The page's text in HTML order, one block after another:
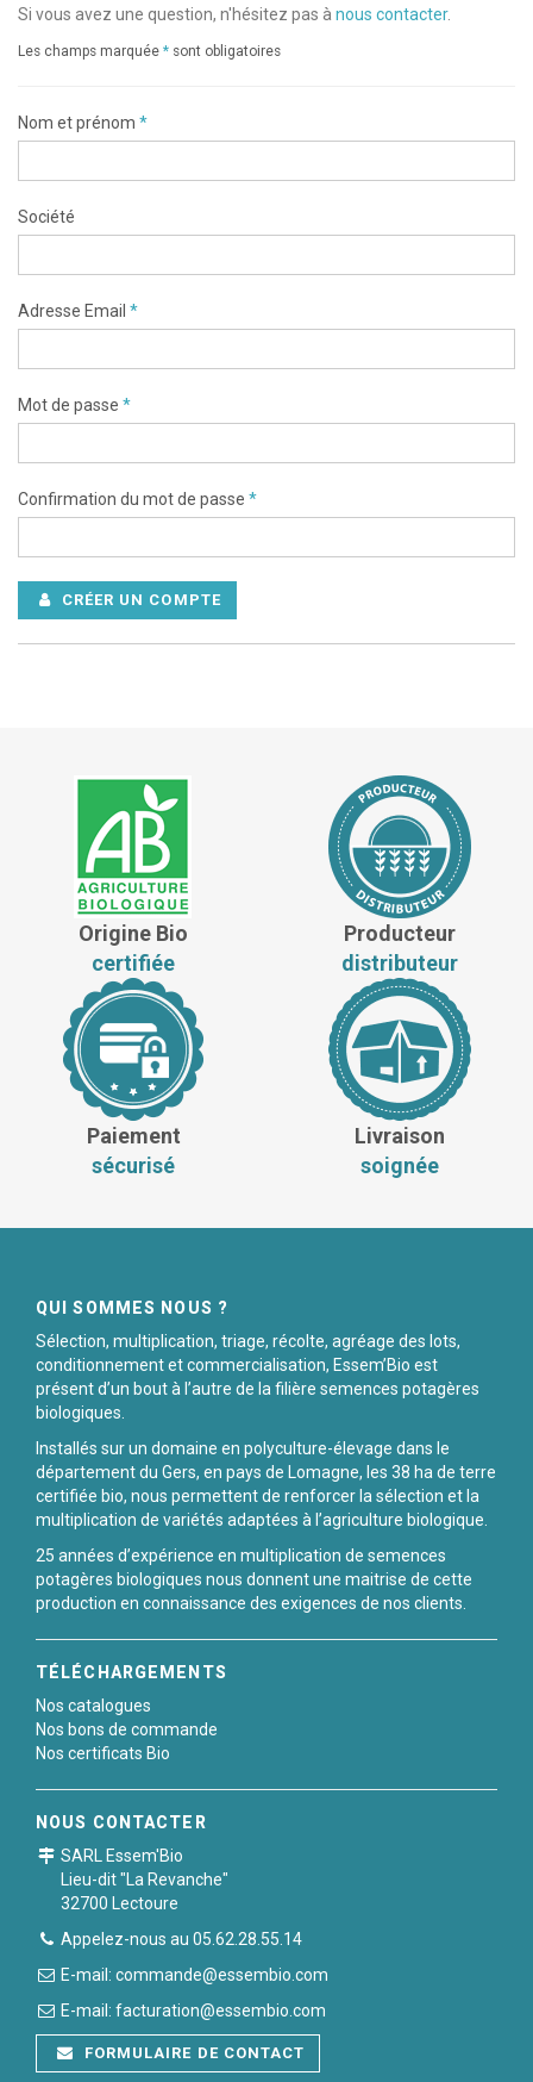
Si vous avez une question, n'hésitez pas à nous contacter.
Les champs marquée * sont obligatoires
Nom et prénom *
Société
Adresse Email *
Mot de passe *
Confirmation du mot de passe *
CRÉER UN COMPTE
Origine Bio
certifiée
Producteur
distributeur
Paiement
sécurisé
Livraison
soignée
QUI SOMMES NOUS ?
Sélection, multiplication, triage, récolte, agréage des lots,
conditionnement et commercialisation, Essem’Bio est
présent d’un bout à l’autre de la filière semences potagères
biologiques.
Installés sur un domaine en polyculture-élevage dans le
département du Gers, en pays de Lomagne, les 38 ha de terre
certifiée bio, nous permettent de renforcer la sélection et la
multiplication de variétés adaptées à l’agriculture biologique.
25 années d’expérience en multiplication de semences
potagères biologiques nous donnent une maitrise de cette
production en connaissance des exigences de nos clients.
TÉLÉCHARGEMENTS
Nos catalogues
Nos bons de commande
Nos certificats Bio
NOUS CONTACTER
SARL Essem'Bio
Lieu-dit "La Revanche"
32700 Lectoure
Appelez-nous au 05.62.28.55.14
E-mail: commande@essembio.com
E-mail: facturation@essembio.com
FORMULAIRE DE CONTACT